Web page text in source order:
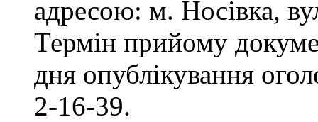
адресою: м. Носівка,
Термін прийому
дня опублікування
2-16-39.